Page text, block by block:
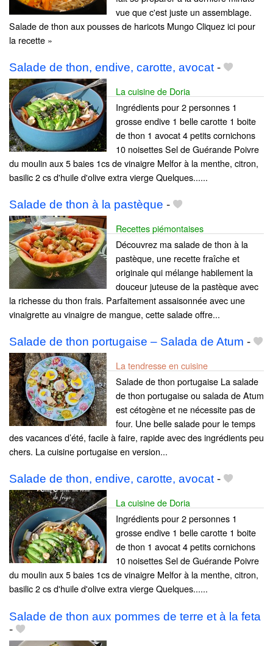
vue que c'est juste un assemblage.
Salade de thon aux pousses de haricots Mungo Cliquez ici pour
la recette »
Salade de thon, endive, carotte, avocat -
La cuisine de Doria
Ingrédients pour 2 personnes 1
grosse endive 1 belle carotte 1 boite
de thon 1 avocat 4 petits cornichons
10 noisettes Sel de Guérande Poivre
du moulin aux 5 baies 1cs de vinaigre Melfor à la menthe, citron,
basilic 2 cs d'huile d'olive extra vierge Quelques......
Salade de thon à la pastèque -
Recettes piémontaises
Découvrez ma salade de thon à la
pastèque, une recette fraîche et
originale qui mélange habilement la
douceur juteuse de la pastèque avec
la richesse du thon frais. Parfaitement assaisonnée avec une
vinaigrette au vinaigre de mangue, cette salade offre...
Salade de thon portugaise – Salada de Atum -
La tendresse en cuisine
Salade de thon portugaise La salade
de thon portugaise ou salada de Atum
est cétogène et ne nécessite pas de
four. Une belle salade pour le temps
des vacances d’été, facile à faire, rapide avec des ingrédients peu
chers. La cuisine portugaise en version...
Salade de thon, endive, carotte, avocat-
La cuisine de Doria
Ingrédients pour 2 personnes 1
grosse endive 1 belle carotte 1 boite
de thon 1 avocat 4 petits cornichons
10 noisettes Sel de Guérande Poivre
du moulin aux 5 baies 1cs de vinaigre Melfor à la menthe, citron,
basilic 2 cs d'huile d'olive extra vierge Quelques......
Salade de thon aux pommes de terre et à la feta
-